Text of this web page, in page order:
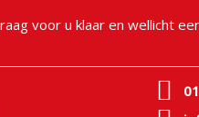
voor u klaar en wellicht